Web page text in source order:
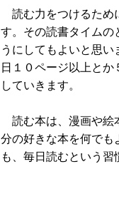
読む力をつけるため
す。その読書タイムの
うにしてもよいと思
日１０ページ以上と
していきます。
読む本は、漫画や絵
分の好きな本を何でも
も、毎日読むという習